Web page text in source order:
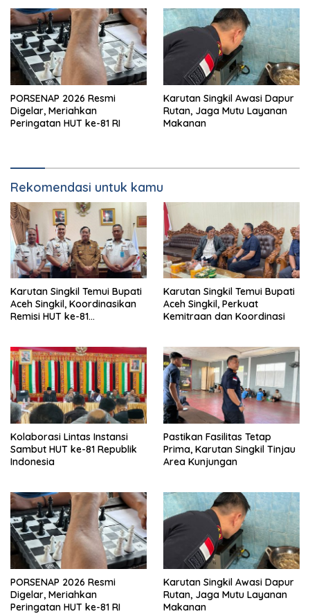
PORSENAP 2026 Resmi
Digelar, Meriahkan
Peringatan HUT ke-81 RI
Karutan Singkil Awasi Dapur
Rutan, Jaga Mutu Layanan
Makanan
Rekomendasi untuk kamu
Karutan Singkil Temui Bupati
Aceh Singkil, Koordinasikan
Remisi HUT ke-81
Karutan Singkil Temui Bupati
Aceh Singkil, Perkuat
Kemitraan dan Koordinasi
Kolaborasi Lintas Instansi
Sambut HUT ke-81 Republik
Indonesia
Pastikan Fasilitas Tetap
Prima, Karutan Singkil Tinjau
Area Kunjungan
PORSENAP 2026 Resmi
Digelar, Meriahkan
Peringatan HUT ke-81 RI
Karutan Singkil Awasi Dapur
Rutan, Jaga Mutu Layanan
Makanan